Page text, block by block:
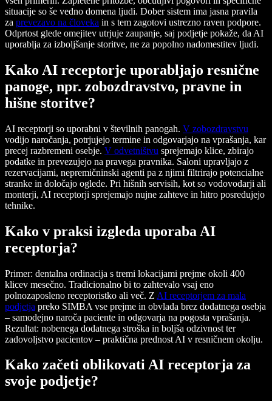
situacije so še vedno domena ljudi. Dober sistem ima jasna pravila
za prevezavo na človeka in s tem zagotovi ustrezno raven podpore.
Odprtost glede omejitev utrjuje zaupanje, saj podjetje pokaže, da AI
uporablja za izboljšanje storitve, ne za popolno nadomestitev ljudi.
Kako AI receptorje uporabljajo resnične
panoge, npr. zobozdravstvo, pravne in
hišne storitve?
AI receptorji so uporabni v številnih panogah. V zobozdravstvu
vodijo naročanja, potrjujejo termine in odgovarjajo na vprašanja, kar
precej razbremeni osebje. V odvetništvu sprejemajo klice, zbirajo
podatke in prevezujejo na pravega pravnika. Saloni upravljajo z
rezervacijami, nepremičninski agenti pa z njimi filtrirajo potencialne
stranke in določajo oglede. Pri hišnih servisih, kot so vodovodarji ali
monterji, AI receptorji sprejemajo nujne zahteve in hitro posredujejo
tehnike.
Kako v praksi izgleda uporaba AI
receptorja?
Primer: dentalna ordinacija s tremi lokacijami prejme okoli 400
klicev mesečno. Tradicionalno bi to zahtevalo vsaj eno
polnozaposleno receptoristko ali več. Z AI receptorjem za mala
podjetja preko SIMBA vse prejme in obvlada brez dodatnega osebja
– samodejno naroča paciente in odgovarja na pogosta vprašanja.
Rezultat: nobenega dodatnega stroška in boljša odzivnost ter
zadovoljstvo pacientov – praktična prednost AI v resničnem okolju.
Kako začeti oblikovati AI receptorja za
svoje podjetje?